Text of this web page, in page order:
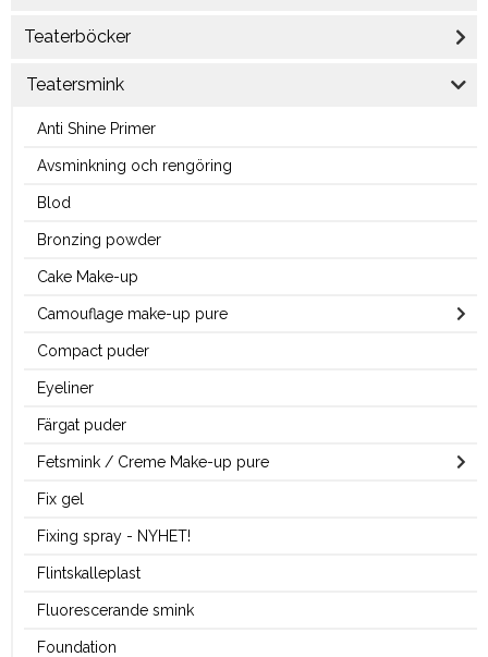
Teaterböcker
Teatersmink
Anti Shine Primer
Avsminkning och rengöring
Blod
Bronzing powder
Cake Make-up
Camouflage make-up pure
Compact puder
Eyeliner
Färgat puder
Fetsmink / Creme Make-up pure
Fix gel
Fixing spray - NYHET!
Flintskalleplast
Fluorescerande smink
Foundation